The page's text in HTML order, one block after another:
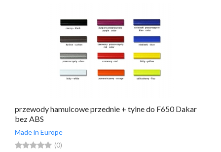
przewody hamulcowe przednie + tylne do F650 Dakar
bez ABS
Made in Europe
 (0)